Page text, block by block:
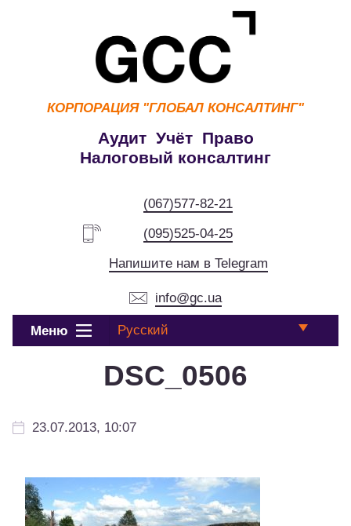
КОРПОРАЦИЯ "ГЛОБАЛ КОНСАЛТИНГ"
Аудит Учёт Право
Налоговый консалтинг
(067)577-82-21
(095)525-04-25
Напишите нам в Telegram
info@gc.ua
Меню Русский
DSC_0506
23.07.2013, 10:07